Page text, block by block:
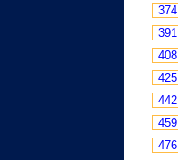
374
391
408
425
442
459
476